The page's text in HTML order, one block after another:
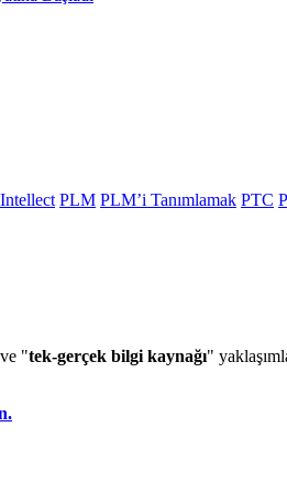
PLM PLM’i Tanımlamak PTC
"tek-gerçek bilgi kaynağı"